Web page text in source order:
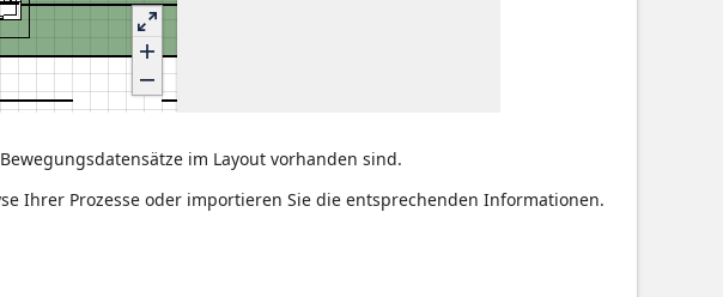
im Layout vorhanden sind.
Ihrer Prozesse oder importieren Sie die entsprechenden Informationen.